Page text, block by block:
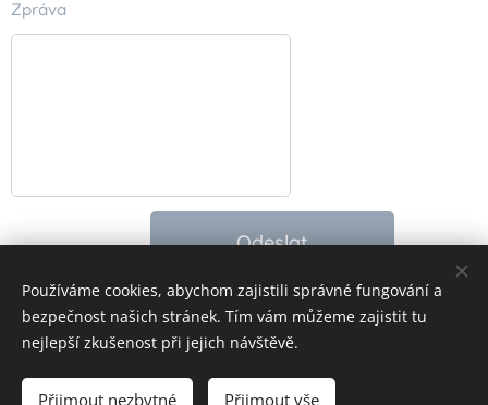
Zpráva
Odeslat
© 2025 Všechna práva vyhrazena
Účastí na akcích souhlasíte s pořizováním audiovizuálních záznamů.
Používáme cookies, abychom zajistili správné fungování a
bezpečnost našich stránek. Tím vám můžeme zajistit tu
nejlepší zkušenost při jejich návštěvě.
Přijmout nezbytné Přijmout vše